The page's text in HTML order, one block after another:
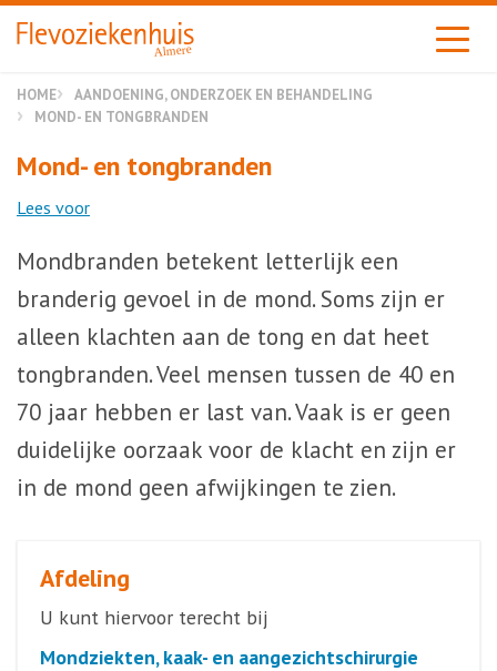
Almere
HOME
AANDOENING, ONDERZOEK EN BEHANDELING
MOND- EN TONGBRANDEN
Mond- en tongbranden
Lees voor
Mondbranden betekent letterlijk een
branderig gevoel in de mond. Soms zijn er
alleen klachten aan de tong en dat heet
tongbranden. Veel mensen tussen de 40 en
70 jaar hebben er last van. Vaak is er geen
duidelijke oorzaak voor de klacht en zijn er
in de mond geen afwijkingen te zien.
Afdeling
U kunt hiervoor terecht bij
Mondziekten, kaak- en aangezichtschirurgie